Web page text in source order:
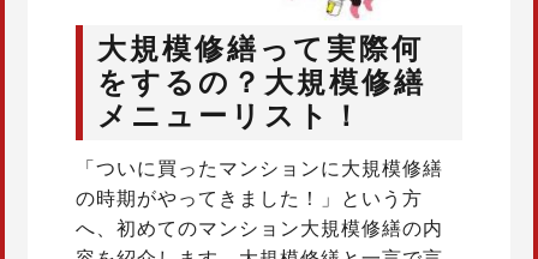
大規模修繕って実際何
をするの？大規模修繕
メニューリスト！
「ついに買ったマンションに大規模修繕
の時期がやってきました！」という方
へ、初めてのマンション大規模修繕の内